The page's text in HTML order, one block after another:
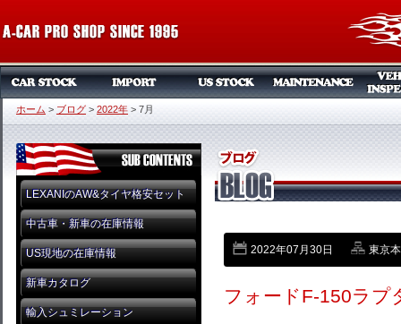
ホーム > ブログ > 2022年 > 7月
LEXANIのAW&タイヤ格安セット
中古車・新車の在庫情報
US現地の在庫情報
新車カタログ
輸入シュミレーション
2022年07月30日 東京
フォードF-150ラプ